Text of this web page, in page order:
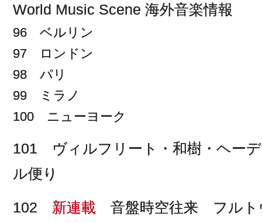
World Music Scene 海外音楽情報
96 ベルリン
97 ロンドン
98 パリ
99 ミラノ
100 ニューヨーク
101 ヴィルフリート・和樹・ヘー
ル便り
102 新連載 音盤時空往来 フルト